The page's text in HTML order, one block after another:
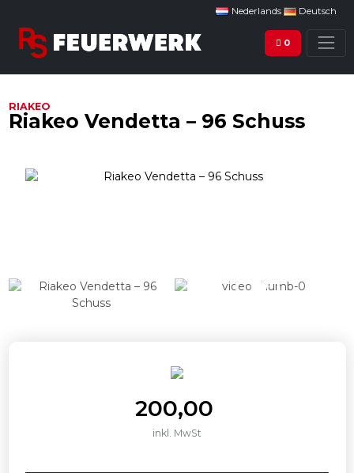
Nederlands Deutsch
0
RIAKEO
Riakeo Vendetta – 96 Schuss
200,00
inkl. MwSt